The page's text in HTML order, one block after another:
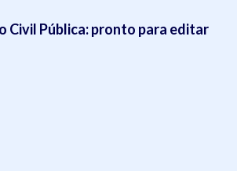
Civil Pública: pronto para editar